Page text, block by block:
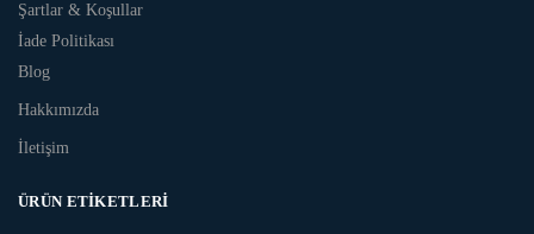
Şartlar & Koşullar
İade Politikası
Blog
Hakkımızda
İletişim
ÜRÜN ETIKETLERI